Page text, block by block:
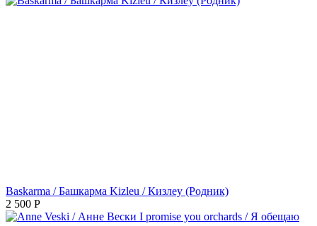
Baskarma / Башкарма Kizleu / Кизлеу (Родник)
2 500 Р